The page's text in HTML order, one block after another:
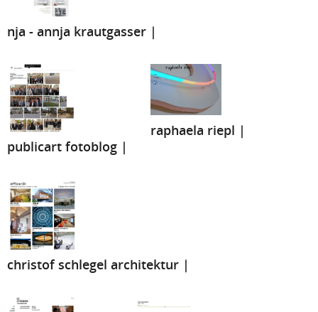
nja - annja krautgasser |
publicart fotoblog |
raphaela riepl |
christof schlegel architektur |